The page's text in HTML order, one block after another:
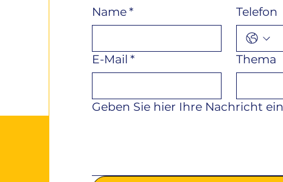
Name* Telefon
E-Mail * Thema
Geben Sie hier Ihre Nachricht ein